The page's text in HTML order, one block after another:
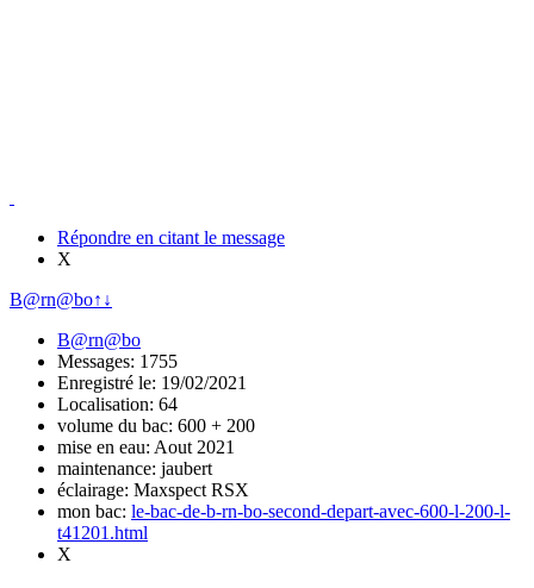
Répondre en citant le message
X
B@rn@bo↑ ↓
B@rn@bo
Messages: 1755
Enregistré le: 19/02/2021
Localisation: 64
volume du bac: 600 + 200
mise en eau: Aout 2021
maintenance: jaubert
éclairage: Maxspect RSX
mon bac: le-bac-de-b-rn-bo-second-depart-avec-600-l-200-l-
t41201.html
X